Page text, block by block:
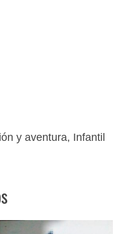
y aventura, Infantil